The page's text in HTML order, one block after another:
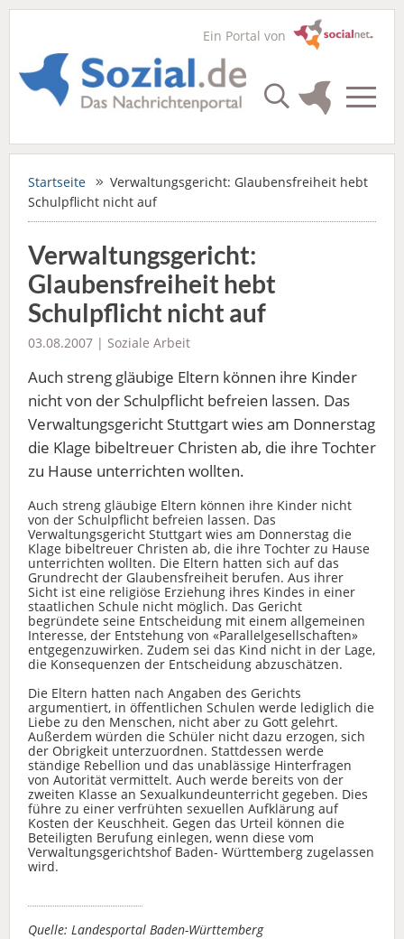
Ein Portal von
Startseite
Verwaltungsgericht: Glaubensfreiheit hebt
Schulpflicht nicht auf
Verwaltungsgericht:
Glaubensfreiheit hebt
Schulpflicht nicht auf
03.08.2007 | Soziale Arbeit
Auch streng gläubige Eltern können ihre Kinder
nicht von der Schulpflicht befreien lassen. Das
Verwaltungsgericht Stuttgart wies am Donnerstag
die Klage bibeltreuer Christen ab, die ihre Tochter
zu Hause unterrichten wollten.
Auch streng gläubige Eltern können ihre Kinder nicht
von der Schulpflicht befreien lassen. Das
Verwaltungsgericht Stuttgart wies am Donnerstag die
Klage bibeltreuer Christen ab, die ihre Tochter zu Hause
unterrichten wollten. Die Eltern hatten sich auf das
Grundrecht der Glaubensfreiheit berufen. Aus ihrer
Sicht ist eine religiöse Erziehung ihres Kindes in einer
staatlichen Schule nicht möglich. Das Gericht
begründete seine Entscheidung mit einem allgemeinen
Interesse, der Entstehung von «Parallelgesellschaften»
entgegenzuwirken. Zudem sei das Kind nicht in der Lage,
die Konsequenzen der Entscheidung abzuschätzen.
Die Eltern hatten nach Angaben des Gerichts
argumentiert, in öffentlichen Schulen werde lediglich die
Liebe zu den Menschen, nicht aber zu Gott gelehrt.
Außerdem würden die Schüler nicht dazu erzogen, sich
der Obrigkeit unterzuordnen. Stattdessen werde
ständige Rebellion und das unablässige Hinterfragen
von Autorität vermittelt. Auch werde bereits von der
zweiten Klasse an Sexualkundeunterricht gegeben. Dies
führe zu einer verfrühten sexuellen Aufklärung auf
Kosten der Keuschheit. Gegen das Urteil können die
Beteiligten Berufung einlegen, wenn diese vom
Verwaltungsgerichtshof Baden- Württemberg zugelassen
wird.
Quelle: Landesportal Baden-Württemberg